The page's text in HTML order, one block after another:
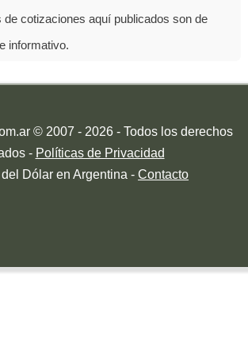
de cotizaciones aquí publicados son de
informativo.
© 2007 - 2026 - Todos los derechos
- Políticas de Privacidad
Dólar en Argentina -Contacto